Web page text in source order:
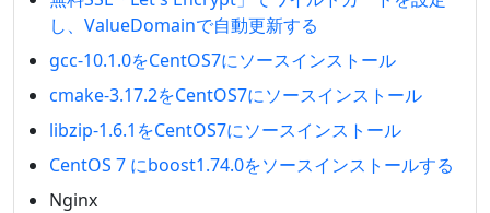
し、ValueDomainで自動更新する
gcc-10.1.0をCentOS7にソースインストール
cmake-3.17.2をCentOS7にソースインストール
libzip-1.6.1をCentOS7にソースインストール
CentOS 7 にboost1.74.0をソースインストールする
Nginx